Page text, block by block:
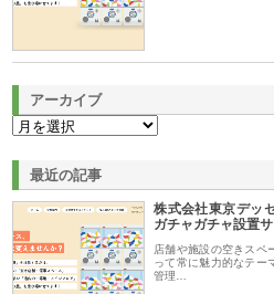
アーカイブ
最近の記事
株式会社東京デッ
ガチャガチャ設置
店舗や施設の空きスペ
って常に魅力的なテー
管理…